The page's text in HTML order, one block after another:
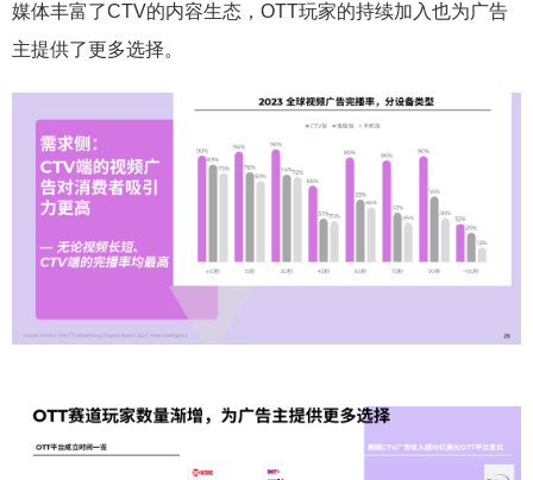
媒体丰富了CTV的内容生态，OTT玩家的持续加入也为广告
主提供了更多选择。